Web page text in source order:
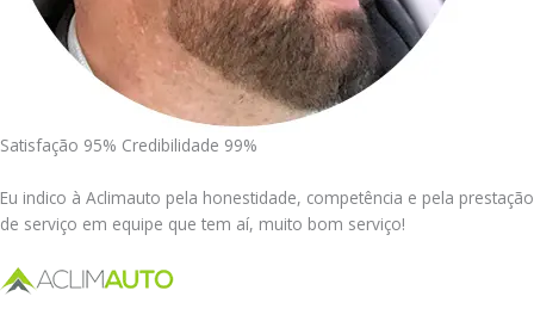
Satisfação 95% Credibilidade 99%
Eu indico à Aclimauto pela honestidade, competência e pela prestação
de serviço em equipe que tem aí, muito bom serviço!